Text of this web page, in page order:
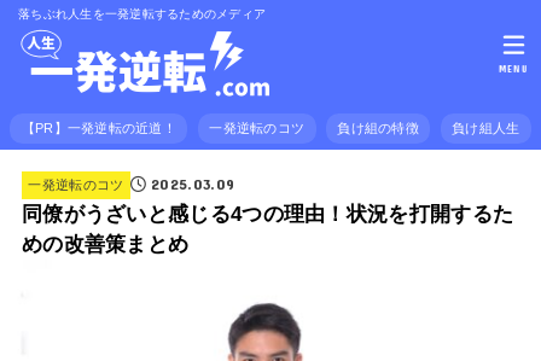
落ちぶれ人生を一発逆転するためのメディア
【PR】一発逆転の近道！ 一発逆転のコツ 負け組の特徴 負け組人生
MENU
一発逆転のコツ 2025.03.09
同僚がうざいと感じる4つの理由！状況を打開するた
めの改善策まとめ